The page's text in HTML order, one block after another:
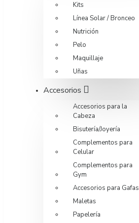
Kits
Línea Solar / Bronceo
Nutrición
Pelo
Maquillaje
Uñas
Accesorios
Accesorios para la
Cabeza
Bisutería/Joyería
Complementos para
Celular
Complementos para
Gym
Accesorios para Gafas
Maletas
Papelería